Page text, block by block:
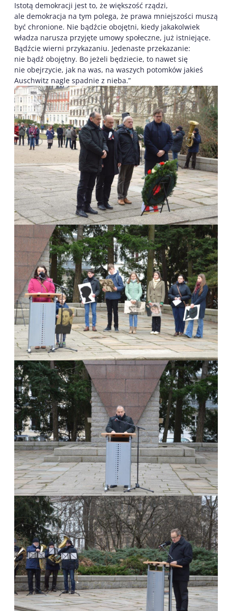
Istotą demokracji jest to, że większość rządzi,
ale demokracja na tym polega, że prawa mniejszości muszą
być chronione. Nie bądźcie obojętni, kiedy jakakolwiek
władza narusza przyjęte umowy społeczne, już istniejące.
Bądźcie wierni przykazaniu. Jedenaste przekazanie:
nie bądź obojętny. Bo jeżeli będziecie, to nawet się
nie obejrzycie, jak na was, na waszych potomków jakieś
Auschwitz nagle spadnie z nieba.”